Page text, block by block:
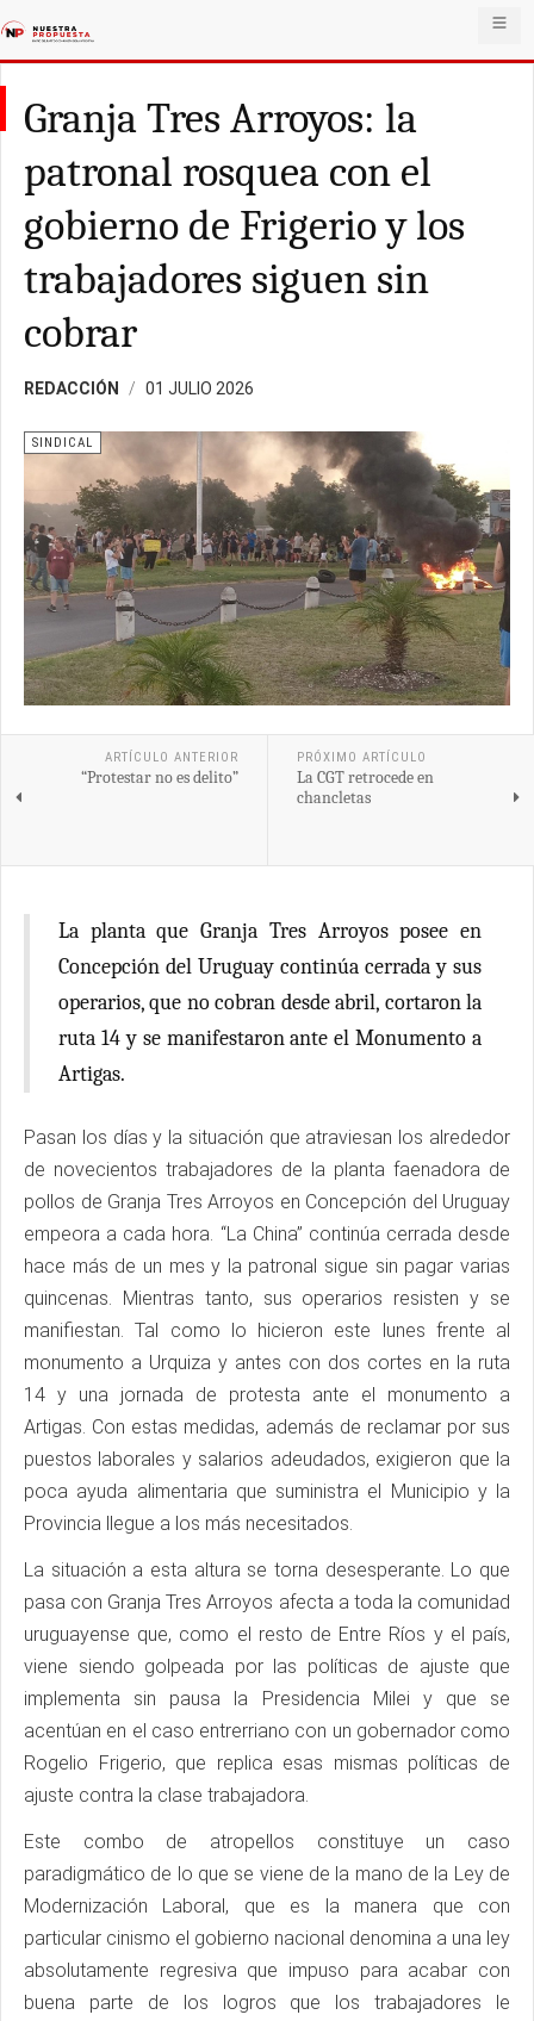
Granja Tres Arroyos: la
patronal rosquea con el
gobierno de Frigerio y los
trabajadores siguen sin
cobrar
REDACCIÓN 01 JULIO 2026
SINDICAL
ARTÍCULO ANTERIOR
“Protestar no es delito”
PRÓXIMO ARTÍCULO
La CGT retrocede en
chancletas
La planta que Granja Tres Arroyos posee en
Concepción del Uruguay continúa cerrada y sus
operarios, que no cobran desde abril, cortaron la
ruta 14 y se manifestaron ante el Monumento a
Artigas.
Pasan los días y la situación que atraviesan los alrededor
de novecientos trabajadores de la planta faenadora de
pollos de Granja Tres Arroyos en Concepción del Uruguay
empeora a cada hora. “La China” continúa cerrada desde
hace más de un mes y la patronal sigue sin pagar varias
quincenas. Mientras tanto, sus operarios resisten y se
manifiestan. Tal como lo hicieron este lunes frente al
monumento a Urquiza y antes con dos cortes en la ruta
14 y una jornada de protesta ante el monumento a
Artigas. Con estas medidas, además de reclamar por sus
puestos laborales y salarios adeudados, exigieron que la
poca ayuda alimentaria que suministra el Municipio y la
Provincia llegue a los más necesitados.
La situación a esta altura se torna desesperante. Lo que
pasa con Granja Tres Arroyos afecta a toda la comunidad
uruguayense que, como el resto de Entre Ríos y el país,
viene siendo golpeada por las políticas de ajuste que
implementa sin pausa la Presidencia Milei y que se
acentúan en el caso entrerriano con un gobernador como
Rogelio Frigerio, que replica esas mismas políticas de
ajuste contra la clase trabajadora.
Este combo de atropellos constituye un caso
paradigmático de lo que se viene de la mano de la Ley de
Modernización Laboral, que es la manera que con
particular cinismo el gobierno nacional denomina a una ley
absolutamente regresiva que impuso para acabar con
buena parte de los logros que los trabajadores le